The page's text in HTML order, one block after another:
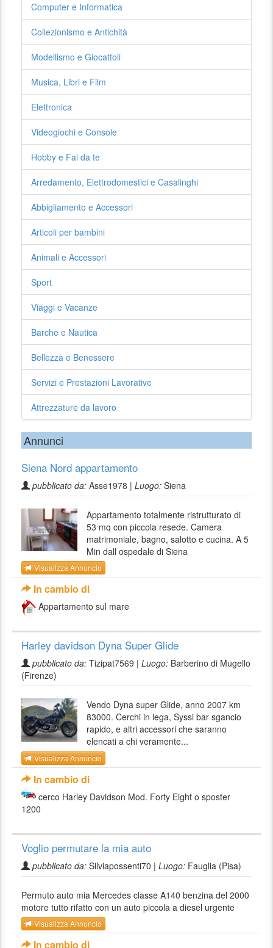
Computer e Informatica
Collezionismo e Antichità
Modellismo e Giocattoli
Musica, Libri e Film
Elettronica
Videogiochi e Console
Hobby e Fai da te
Arredamento, Elettrodomestici e Casalinghi
Abbigliamento e Accessori
Articoli per bambini
Animali e Accessori
Sport
Viaggi e Vacanze
Barche e Nautica
Bellezza e Benessere
Servizi e Prestazioni Lavorative
Attrezzature da lavoro
Annunci
Siena Nord appartamento
pubblicato da: Asse1978 | Luogo: Siena
Appartamento totalmente ristrutturato di
53 mq con piccola resede. Camera
matrimoniale, bagno, salotto e cucina. A 5
Min dall ospedale di Siena
Visualizza Annuncio
In cambio di
Appartamento sul mare
Harley davidson Dyna Super Glide
pubblicato da: Tizipat7569 | Luogo: Barberino di Mugello
(Firenze)
Vendo Dyna super Glide, anno 2007 km
83000. Cerchi in lega, Syssi bar sgancio
rapido, e altri accessori che saranno
elencati a chi veramente...
Visualizza Annuncio
In cambio di
cerco Harley Davidson Mod. Forty Eight o sposter
1200
Voglio permutare la mia auto
pubblicato da: Silviapossenti70 | Luogo: Fauglia (Pisa)
Permuto auto mia Mercedes classe A140 benzina del 2000
motore tutto rifatto con un auto piccola a diesel urgente
Visualizza Annuncio
In cambio di